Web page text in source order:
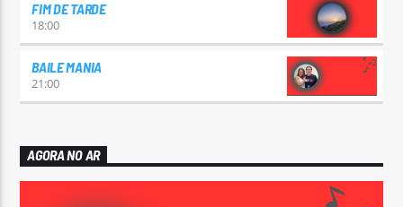
FIM DE TARDE
18:00
BAILE MANIA
21:00
AGORA NO AR